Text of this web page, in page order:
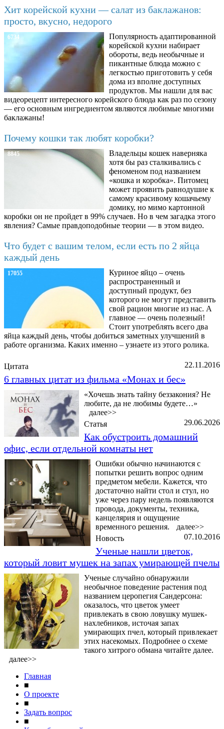
Хит корейской кухни — салат из баклажанов:
просто, вкусно, недорого
6734
Популярность адаптированной
корейской кухни набирает
обороты, ведь необычные и
пикантные блюда можно с
легкостью приготовить у себя
дома из вполне доступных
продуктов. Мы нашли для вас
видеорецепт интересного корейского блюда как раз по сезону
— его основным ингредиентом являются любимые многими
баклажаны!
Почему кошки так любят коробки?
8845
Владельцы кошек наверняка
хотя бы раз сталкивались с
феноменом под названием
«кошка и коробка». Питомец
может проявить равнодушие к
самому красивому кошачьему
домику, но мимо картонной
коробки он не пройдет в 99% случаев. Но в чем загадка этого
явления? Самые правдоподобные теории — в этом видео.
Что будет с вашим телом, если есть по 2 яйца
каждый день
17055
Куриное яйцо – очень
распространенный и
доступный продукт, без
которого не могут представить
свой рацион многие из нас. А
главное — очень полезный!
Стоит употреблять всего два
яйца каждый день, чтобы добиться заметных улучшений в
работе организма. Каких именно – узнаете из этого ролика.
22.11.2016
Цитата
6 главных цитат из фильма «Монах и бес»
«Хочешь знать тайну беззакония? Не
любите, да не любимы будете…»
далее>>
29.06.2026
Статья
Как обустроить домашний
офис, если отдельной комнаты нет
Ошибки обычно начинаются с
попытки решить вопрос одним
предметом мебели. Кажется, что
достаточно найти стол и стул, но
уже через пару недель появляются
провода, документы, техника,
канцелярия и ощущение
временного решения.
далее>>
07.10.2016
Новость
Ученые нашли цветок,
который ловит мушек на запах умирающей пчелы
Ученые случайно обнаружили
необычное поведение растения под
названием церопегия Сандерсона:
оказалось, что цветок умеет
привлекать в свою ловушку мушек-
нахлебников, источая запах
умирающих пчел, который привлекает
этих насекомых. Подробнее о схеме
такого хитрого обмана читайте далее.
далее>>
Главная
■
О проекте
■
Задать вопрос
■